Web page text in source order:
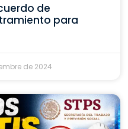
de
para
de 2024